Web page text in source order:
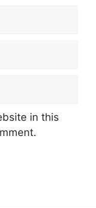
in this